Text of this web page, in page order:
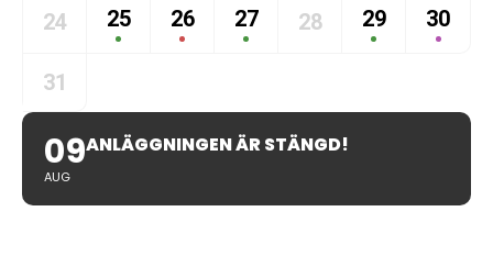
24 25 26 27 28 29 30
31
09
AUG
ANLÄGGNINGEN ÄR STÄNGD!